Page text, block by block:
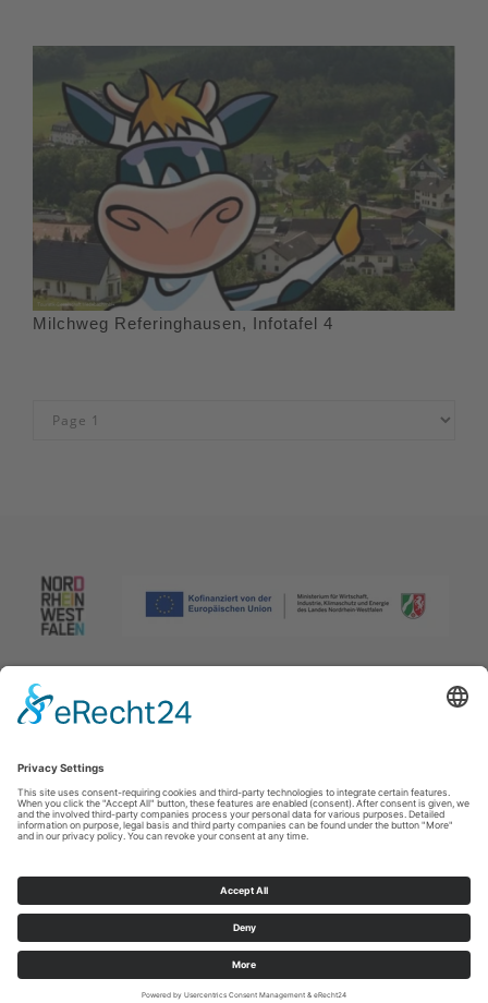
Milchweg Referinghausen, Infotafel 4
Afdruk|Privacybeleid|Verklaring van toegankelijkheid|Neem
contact met ons op
T: +49 (0) 2974 96980 E: info@sauerland.com
Cookie-Einstellungen